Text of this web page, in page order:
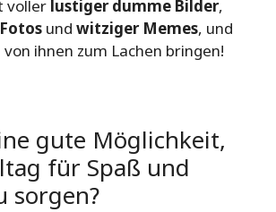
voller lustiger dumme Bilder,
und witziger Memes, und
von ihnen zum Lachen bringen!
gute Möglichkeit,
für Spaß und
sorgen?